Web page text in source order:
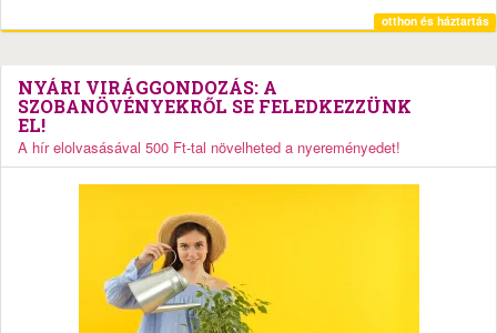
otthon és háztartás
NYÁRI VIRÁGGONDOZÁS: A
SZOBANÖVÉNYEKRŐL SE FELEDKEZZÜNK
EL!
A hír elolvasásával 500 Ft-tal növelheted a nyereményedet!